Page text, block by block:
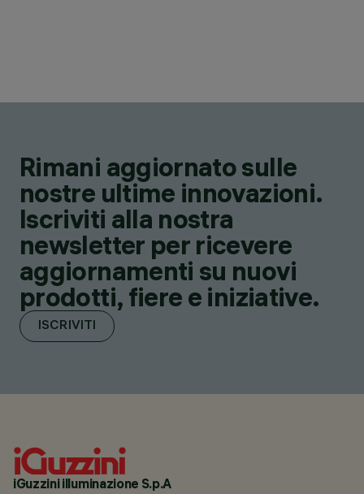
Rimani aggiornato sulle
nostre ultime innovazioni.
Iscriviti alla nostra
newsletter per ricevere
aggiornamenti su nuovi
prodotti, fiere e iniziative.
ISCRIVITI
iGuzzini illuminazione S.p.A